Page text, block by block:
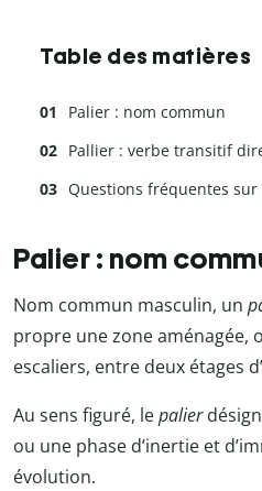
Table des matières
Palier : nom commun
Pallier : verbe transitif
Questions fréquentes
Palier : nom
Nom commun masculin, un
propre une zone aménagée,
escaliers, entre deux étages
Au sens figuré, lepalier
ou une phase d’inertie et
évolution.